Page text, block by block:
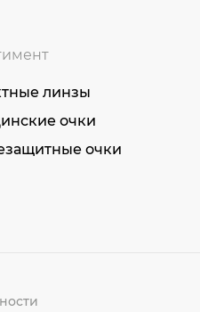
линзы
очки
очки